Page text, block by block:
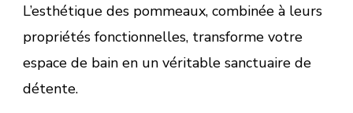
L’esthétique des pommeaux, combinée à leurs
propriétés fonctionnelles, transforme votre
espace de bain en un véritable sanctuaire de
détente.